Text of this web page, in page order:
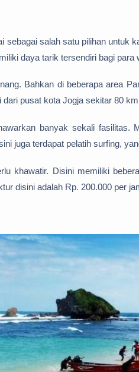
sebagai salah satu pilihan untuk
daya tarik tersendiri bagi para
Bahkan di beberapa area
pusat kota Jogja sekitar 80
banyak sekali
juga terdapat pelatih surfing,
khawatir. Disini memiliki
disini adalah Rp. 200.000 per